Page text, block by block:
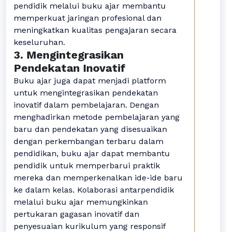
pendidik melalui buku ajar membantu
memperkuat jaringan profesional dan
meningkatkan kualitas pengajaran secara
keseluruhan.
3. Mengintegrasikan
Pendekatan Inovatif
Buku ajar juga dapat menjadi platform
untuk mengintegrasikan pendekatan
inovatif dalam pembelajaran. Dengan
menghadirkan metode pembelajaran yang
baru dan pendekatan yang disesuaikan
dengan perkembangan terbaru dalam
pendidikan, buku ajar dapat membantu
pendidik untuk memperbarui praktik
mereka dan memperkenalkan ide-ide baru
ke dalam kelas. Kolaborasi antarpendidik
melalui buku ajar memungkinkan
pertukaran gagasan inovatif dan
penyesuaian kurikulum yang responsif